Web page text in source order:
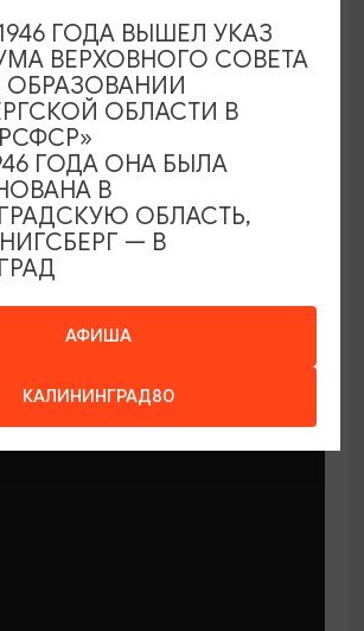
по керамике Елены
ул. Баранова, 45
АФИША
КАЛИНИНГРАД80
ГОДА ВЫШЕЛ УКАЗ
ВЕРХОВНОГО СОВЕТА
ОБРАЗОВАНИИ
ОБЛАСТИ В
ГОДА ОНА БЫЛА
В
ОБЛАСТЬ,
— В